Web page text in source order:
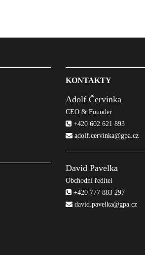
KONTAKTY
Adolf Červinka
CEO & Founder
+420 602 621 893
adolf.cervinka@gpa.cz
David Pavelka
Obchodní ředitel
+420 777 883 297
david.pavelka@gpa.cz